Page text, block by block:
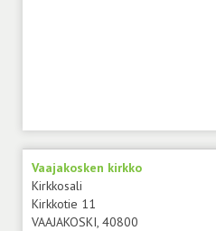
Vaajakosken kirkko
Kirkkosali
Kirkkotie 11
VAAJAKOSKI, 40800